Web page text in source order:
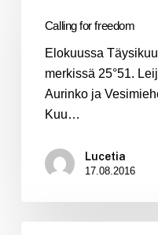
Calling for freedom
Elokuussa
merkissä 25°51.
Aurinko ja
Kuu…
Lucetia
17.08.2016